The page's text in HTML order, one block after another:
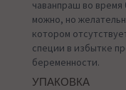
чаванпраш во
можно, но
котором
специи в избытке
беременности.
УПАКОВКА